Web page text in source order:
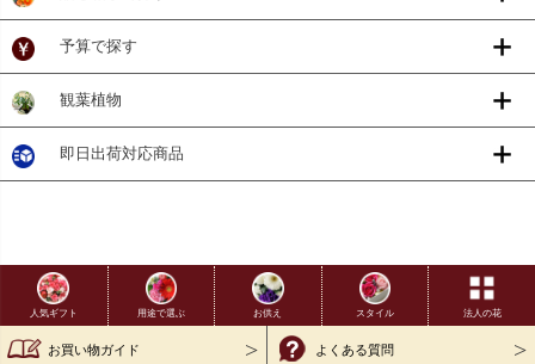
予算で探す
観葉植物
即日出荷対応商品
人気ギフト 用途で選ぶ お供え スタイル 法人の花
お買い物ガイド よくある質問